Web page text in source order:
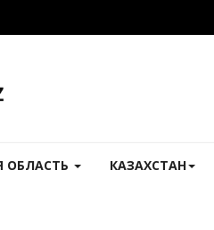
ОБЛАСТЬ КАЗАХСТАН